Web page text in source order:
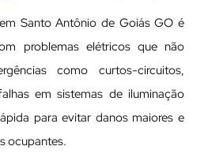
Santo Antônio de Goiás GO é
problemas elétricos que não
como curtos-circuitos,
em sistemas de iluminação
para evitar danos maiores e
ocupantes.